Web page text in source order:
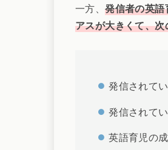
一方、発信者の英語
アスが大きくて、
発信されて
発信されて
英語育児の